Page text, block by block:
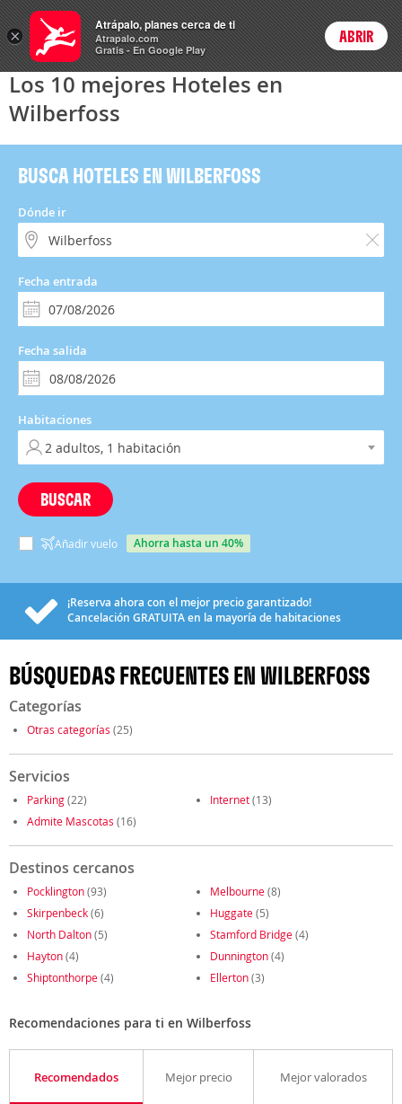
Hoteles Login
Los 10 mejores Hoteles en
Wilberfoss
BUSCA HOTELES EN WILBERFOSS
Dónde ir
Fecha entrada
Fecha salida
Habitaciones
BUSCAR
Añadir vuelo ahorra hasta un 40%
¡Reserva ahora con el mejor precio garantizado!
Cancelación GRATUITAen la mayoría de habitaciones
BÚSQUEDAS FRECUENTES EN WILBERFOSS
Categorías
Otras categorías (25)
Servicios
Parking(22) Internet(13)
Admite Mascotas (16)
Destinos cercanos
Pocklington(93) Melbourne(8)
Skirpenbeck(6) Huggate(5)
North Dalton(5) Stamford Bridge(4)
Hayton(4) Dunnington(4)
Shiptonthorpe(4) Ellerton(3)
Recomendaciones para ti en Wilberfoss
Recomendados Mejor precio Mejor valorados
×
Atrápalo, planes cerca de ti
Atrapalo.com
Gratis - En Google Play
ABRIR